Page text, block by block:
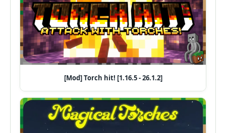
[Mod] Torch hit! [1.16.5 - 26.1.2]